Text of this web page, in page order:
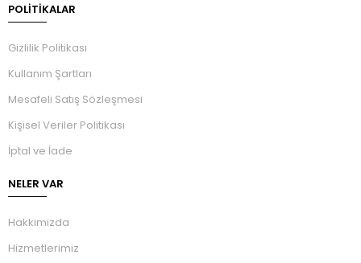
POLİTİKALAR
Gizlilik Politikası
Kullanım Şartları
Mesafeli Satış Sözleşmesi
Kişisel Veriler Politikası
İptal ve İade
NELER VAR
Hakkimizda
Hizmetlerimiz